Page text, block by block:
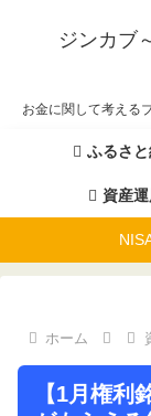
ジンカブ
お金に関して考える
ふるさ
資産運
ホーム
【1月権利